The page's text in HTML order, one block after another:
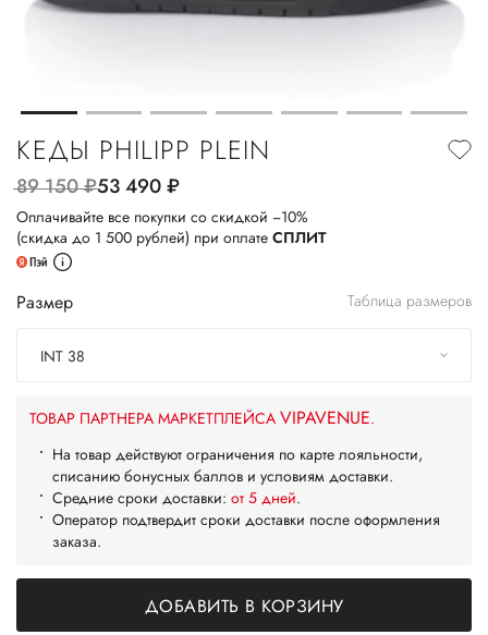
КЕДЫ PHILIPP PLEIN
89 150руб.53 490руб.
Оплачивайте все покупки со скидкой −10%
(скидка до 1 500 рублей) при оплате СПЛИТ
Размер Таблица размеров
INT 38
ТОВАР ПАРТНЕРА МАРКЕТПЛЕЙСА VIPAVENUE.
На товар действуют ограничения по карте лояльности,
списанию бонусных баллов и условиям доставки.
Средние сроки доставки: от 5 дней.
Оператор подтвердит сроки доставки после оформления
заказа.
ДОБАВИТЬ В КОРЗИНУ